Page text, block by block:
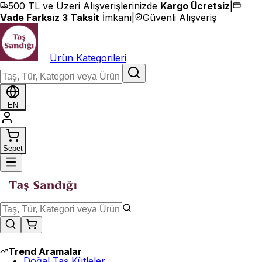
İçeriğe geç
500 TL ve Üzeri Alışverişlerinizde Kargo Ücretsiz
Vade Farksız 3 Taksit İmkanı Güvenli Alışveriş
Ürün Kategorileri
EN
Sepet
Trend Aramalar